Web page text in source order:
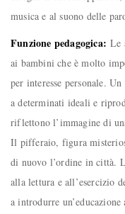
musica e al suono delle
Funzione pedagogica:Le
ai bambini che è molto
per interesse personale.
a determinati ideali e
riflettono l’immagine di
Il pifferaio, figura
di nuovo l’ordine in città.
alla lettura e all’esercizio
a introdurre